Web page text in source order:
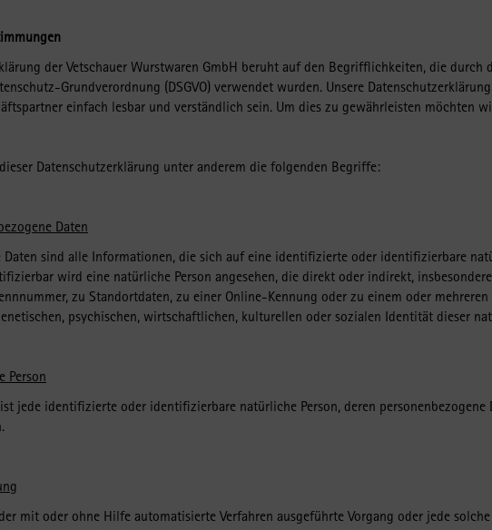
der Vetschauer Wurstwaren GmbH beruht auf den Begrifflichkeiten, die
Grundverordnung (DSGVO) verwendet wurden. Unsere
einfach lesbar und verständlich sein. Um dies zu gewährleisten möchten
Datenschutzerklärung unter anderem die folgenden Begriffe:
Daten
Daten sind alle Informationen, die sich auf eine identifizierte oder identifizierbare
wird eine natürliche Person angesehen, die direkt oder indirekt,
zu Standortdaten, zu einer Online-Kennung oder zu einem oder
psychischen, wirtschaftlichen, kulturellen oder sozialen Identität dieser
Person
jede identifizierte oder identifizierbare natürliche Person, deren
mit oder ohne Hilfe automatisierte Verfahren ausgeführte Vorgang oder jede